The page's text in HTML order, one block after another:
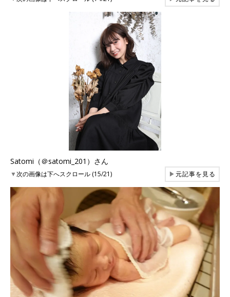
Satomi（＠satomi_201）さん
▼次の画像は下へスクロール (15/21) ▶元記事を見る